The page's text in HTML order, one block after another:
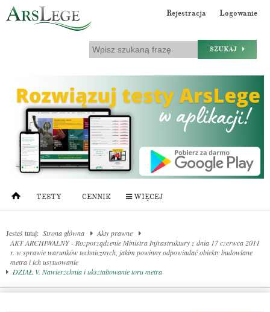
Rejestracja Logowanie
SZUKAJ
TESTY CENNIK WIĘCEJ
Jesteś tutaj: Strona główna
Akty prawne
AKT ARCHIWALNY - Rozporządzenie Ministra Infrastruktury z dnia 17 czerwca 2011
r. w sprawie warunków technicznych, jakim powinny odpowiadać obiekty budowlane
metra i ich usytuowanie
DZIAŁ V. Nawierzchnia i ukształtowanie toru metra